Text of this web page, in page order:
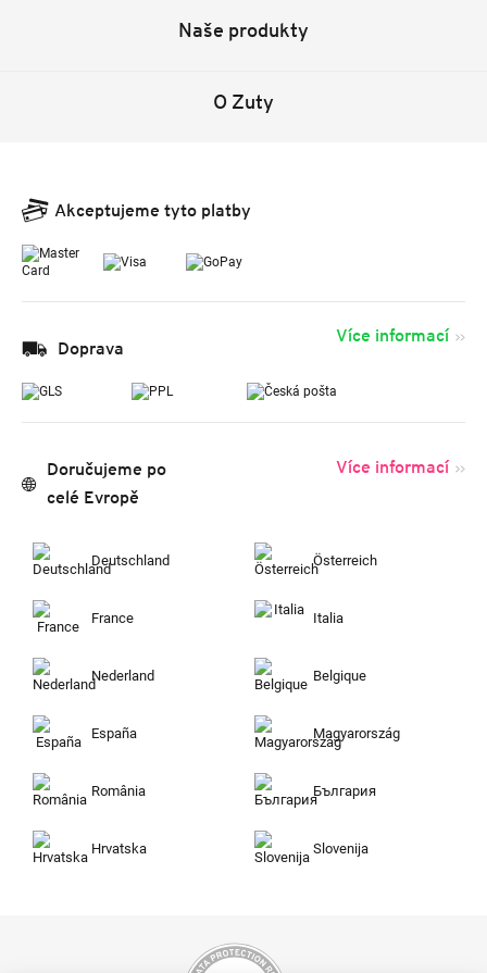
Naše produkty
O Zuty
Akceptujeme tyto platby
Doprava
Více informací
Doručujeme po
celé Evropě
Více informací
Deutschland Österreich
France Italia
Nederland Belgique
España Magyarország
România България
Hrvatska Slovenija